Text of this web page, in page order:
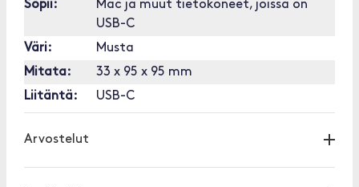
Sopii:
Mac ja muut tietokoneet, joissa on
USB-C
Väri:
Musta
Mitata:
33 x 95 x 95 mm
Liitäntä:
USB-C
Arvostelut